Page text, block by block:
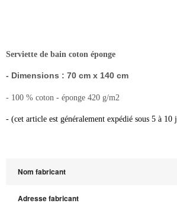
Serviette de bain coton éponge
- Dimensions : 70 cm x 140 cm
- 100 % coton - éponge 420 g/m2
- (cet article est généralement expédié sous 5 à 10
Nom fabricant
Adresse fabricant